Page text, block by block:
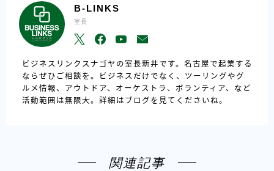
B-LINKS
室長
ビジネスリンクスナゴヤの室長新井です。名古屋で起業する
ならぜひご相談を。ビジネスだけでなく、ツーリングやグ
ルメ情報、アウトドア、オーケストラ、ボランティア、など
活動範囲は無限大。詳細はブログを見てくださいね。
関連記事